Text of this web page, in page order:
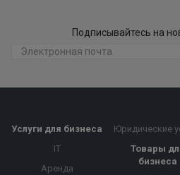
Подписывайтесь на
Услуги для бизнеса
IT
Аренда
Юридические
Товары
бизнеса